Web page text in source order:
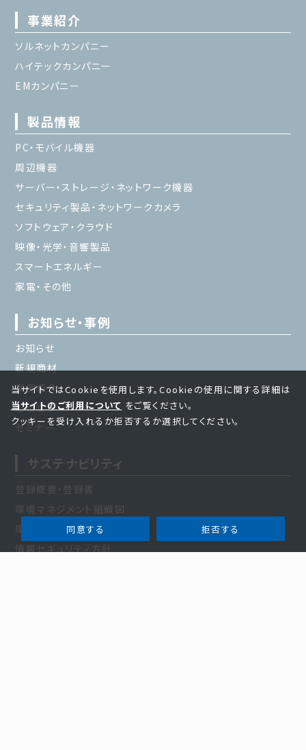
事業紹介
ソルネットカンパニー
ハイテックカンパニー
EMカンパニー
製品情報
PC・モバイル機器
周辺機器
サーバー・ストレージ・ネットワーク機器
セキュリティ製品・ネットワークカメラ
ソフトウェア・クラウド
映像・光学・音響製品
スマートエネルギー
家電・その他
お知らせ・事例
お知らせ
新規商材
事例紹介
お役立ち
セミナー
サステナビリティ
登録概要・登録書
環境マネジメント組織図
環境マネジメント登録サイト
情報セキュリティ方針
当サイトではCookieを使用します。Cookieの使用に関する詳細は
当サイトのご利用について をご覧ください。
クッキーを受け入れるか拒否するか選択してください。
同意する 拒否する